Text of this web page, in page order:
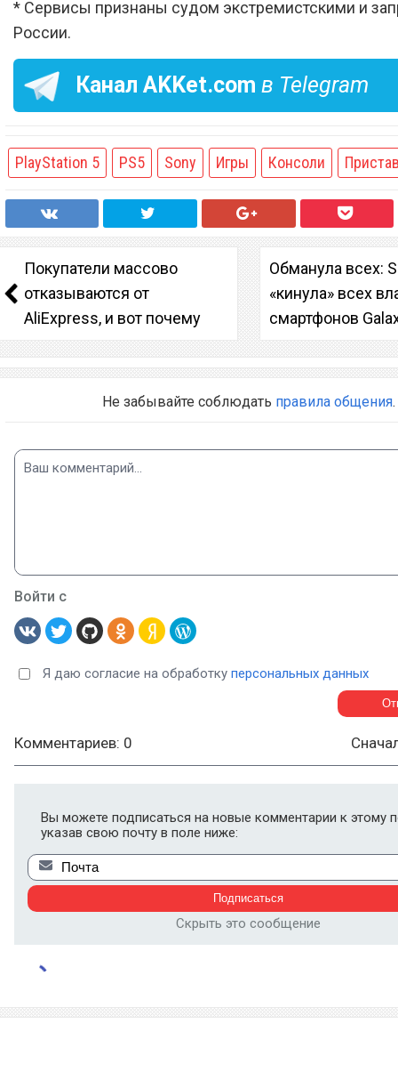
* Сервисы признаны судом экстремистскими и
России.
Канал AKKet.com в Telegram
PlayStation 5 PS5 Sony Игры Консоли
Покупатели массово
отказываются от
AliExpress, и вот почему
Обманула всех:
«кинула» всех
смартфонов
Не забывайте соблюдать правила общения.
Войти с
Я даю согласие на обработку персональных данных
Комментариев: 0
Вы можете подписаться на новые комментарии к этому
указав свою почту в поле ниже:
Скрыть это сообщение